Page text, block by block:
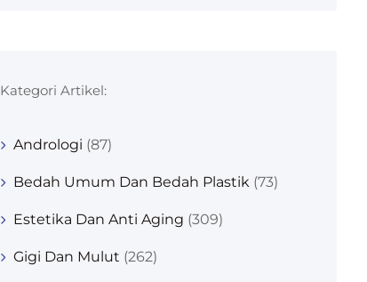
Kategori Artikel:
Andrologi (87)
Bedah Umum Dan Bedah Plastik (73)
Estetika Dan Anti Aging (309)
Gigi Dan Mulut (262)